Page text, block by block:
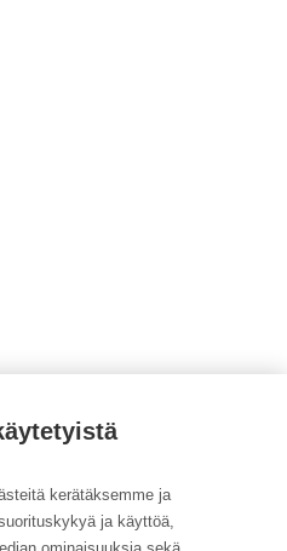
tapahtumat
kerätäksemme ja
ja käyttöä,